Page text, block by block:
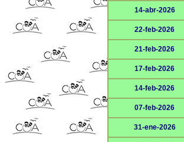
14-abr-2026
22-feb-2026
21-feb-2026
17-feb-2026
14-feb-2026
07-feb-2026
31-ene-2026